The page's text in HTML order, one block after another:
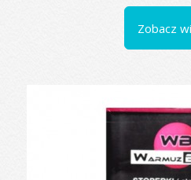
Zobacz